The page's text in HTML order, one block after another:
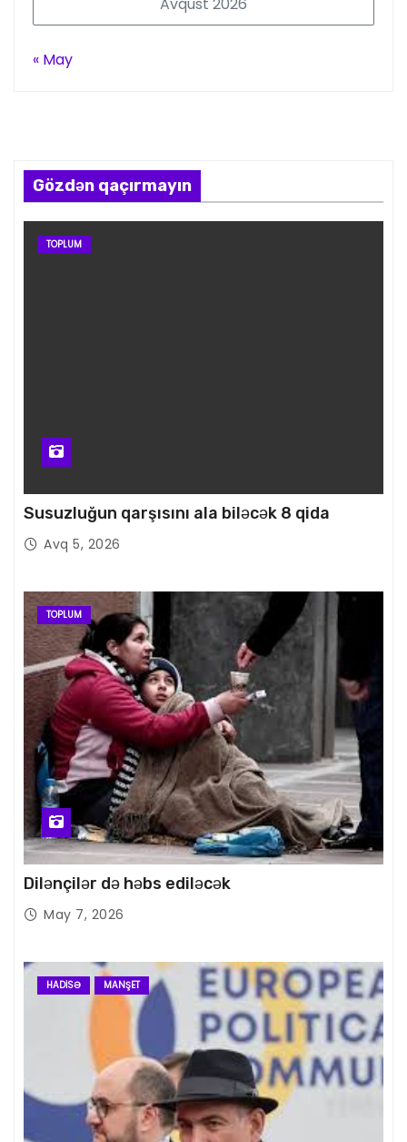
« May
Gözdən qaçırmayın
TOPLUM
Susuzluğun qarşısını ala biləcək 8 qida
Avq 5, 2026
TOPLUM
Dilənçilər də həbs ediləcək
May 7, 2026
HADISƏ MANŞET